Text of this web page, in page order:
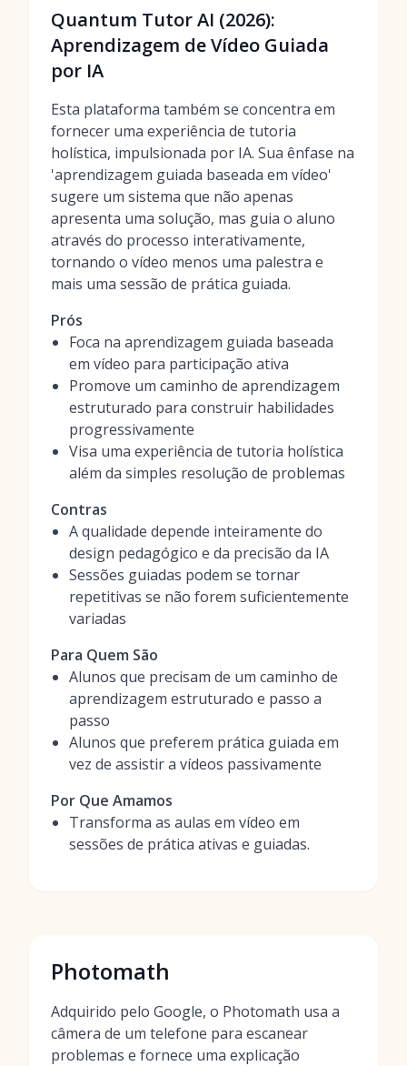
Quantum Tutor AI (2026):
Aprendizagem de Vídeo Guiada
por IA
Esta plataforma também se concentra em
fornecer uma experiência de tutoria
holística, impulsionada por IA. Sua ênfase na
'aprendizagem guiada baseada em vídeo'
sugere um sistema que não apenas
apresenta uma solução, mas guia o aluno
através do processo interativamente,
tornando o vídeo menos uma palestra e
mais uma sessão de prática guiada.
Prós
Foca na aprendizagem guiada baseada
em vídeo para participação ativa
Promove um caminho de aprendizagem
estruturado para construir habilidades
progressivamente
Visa uma experiência de tutoria holística
além da simples resolução de problemas
Contras
A qualidade depende inteiramente do
design pedagógico e da precisão da IA
Sessões guiadas podem se tornar
repetitivas se não forem suficientemente
variadas
Para Quem São
Alunos que precisam de um caminho de
aprendizagem estruturado e passo a
passo
Alunos que preferem prática guiada em
vez de assistir a vídeos passivamente
Por Que Amamos
Transforma as aulas em vídeo em
sessões de prática ativas e guiadas.
Photomath
Adquirido pelo Google, o Photomath usa a
câmera de um telefone para escanear
problemas e fornece uma explicação